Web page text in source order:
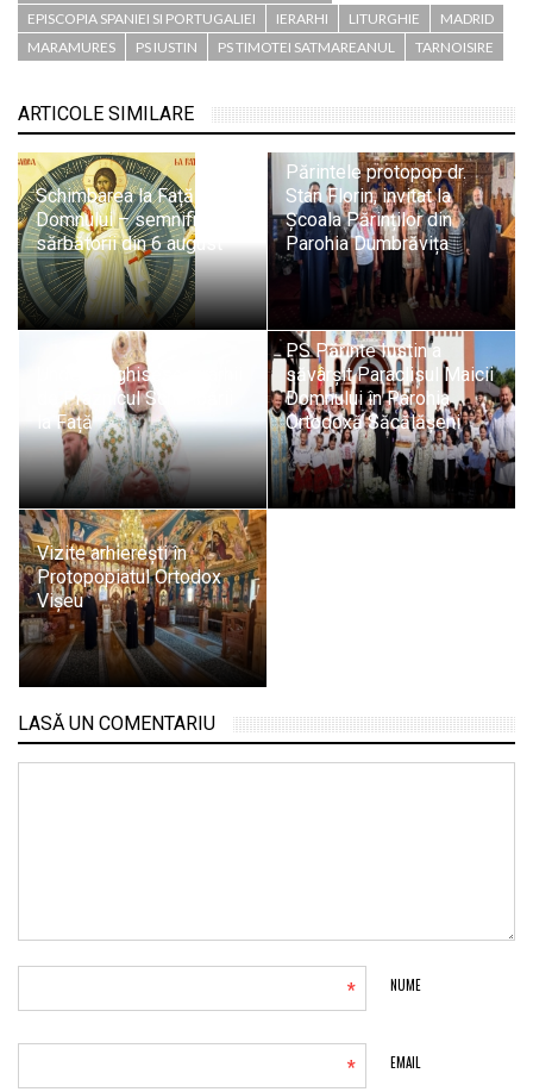
EPISCOPIA SPANIEI SI PORTUGALIEI
IERARHI LITURGHIE
MADRID
MARAMURES
PS IUSTIN PS TIMOTEI SATMAREANUL TARNOISIRE
ARTICOLE SIMILARE
Schimbarea la Față a
Domnului – semnificația
sărbătorii din 6 august
Părintele protopop dr.
Stan Florin, invitat la
Școala Părinților din
Parohia Dumbrăvița
Unde liturghisesc ierarhii
de Praznicul Schimbării
la Față
PS Părinte Iustin a
săvârșit Paraclisul Maicii
Domnului în Parohia
Ortodoxă Săcălășeni
Vizite arhierești în
Protopopiatul Ortodox
Vișeu
LASĂ UN COMENTARIU
NUME
*
EMAIL
*